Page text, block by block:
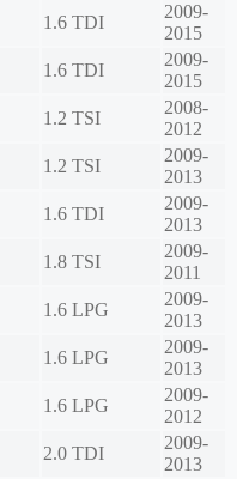
1.6 TDI
2009-
2015
1.6 TDI
2009-
2015
1.2 TSI
2008-
2012
1.2 TSI
2009-
2013
1.6 TDI
2009-
2013
1.8 TSI
2009-
2011
1.6 LPG
2009-
2013
1.6 LPG
2009-
2013
1.6 LPG
2009-
2012
2.0 TDI
2009-
2013